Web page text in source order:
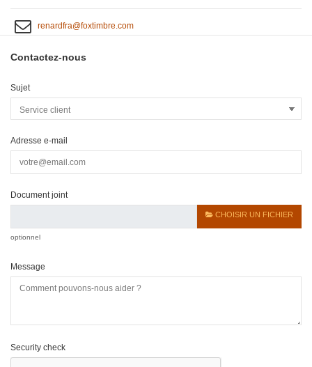
renardfra@foxtimbre.com
Contactez-nous
Sujet
Adresse e-mail
Document joint
CHOISIR UN FICHIER
optionnel
Message
Security check